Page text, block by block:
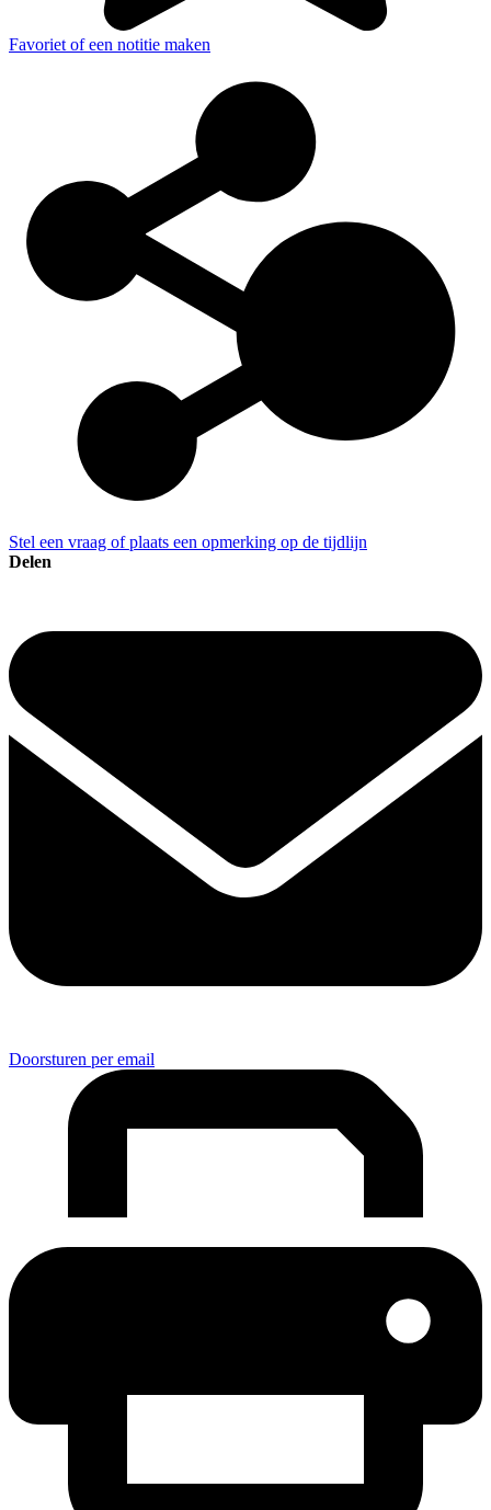
Favoriet of een notitie maken
Stel een vraag of plaats een opmerking op de tijdlijn
Delen
Doorsturen per email